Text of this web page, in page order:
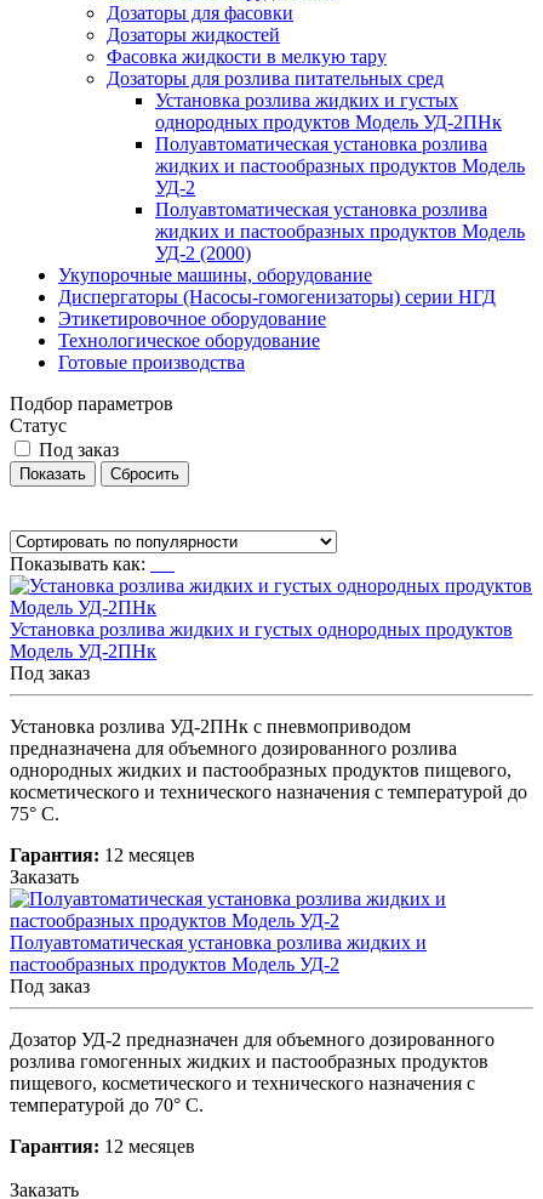
Дозаторы для фасовки
Дозаторы жидкостей
Фасовка жидкости в мелкую тару
Дозаторы для розлива питательных сред
Установка розлива жидких и густых
однородных продуктов Модель УД-2ПНк
Полуавтоматическая установка розлива
жидких и пастообразных продуктов Модель
УД-2
Полуавтоматическая установка розлива
жидких и пастообразных продуктов Модель
УД-2 (2000)
Укупорочные машины, оборудование
Диспергаторы (Насосы-гомогенизаторы) серии НГД
Этикетировочное оборудование
Технологическое оборудование
Готовые производства
Подбор параметров
Статус
Под заказ
Показывать как:
Установка розлива жидких и густых однородных продуктов
Модель УД-2ПНк
Под заказ
Установка розлива УД-2ПНк с пневмоприводом
предназначена для объемного дозированного розлива
однородных жидких и пастообразных продуктов пищевого,
косметического и технического назначения с температурой до
75° С.
Гарантия: 12 месяцев
Заказать
Полуавтоматическая установка розлива жидких и
пастообразных продуктов Модель УД-2
Под заказ
Дозатор УД-2 предназначен для объемного дозированного
розлива гомогенных жидких и пастообразных продуктов
пищевого, косметического и технического назначения с
температурой до 70° С.
Гарантия: 12 месяцев
Заказать